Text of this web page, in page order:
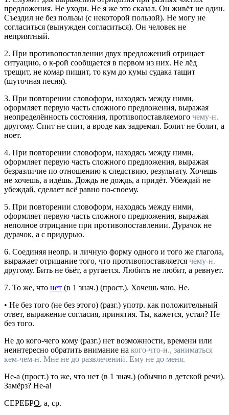
предложения. Не уходи. Не я же это сказал. Он живёт не один.
Съездил не без пользы (с некоторой пользой). Не могу не
согласиться (вынужден согласиться). Он человек не
неприятный.
2. При противопоставлении двух предложений отрицает
ситуацию, о к-рой сообщается в первом из них. Не лёд
трещит, не комар пищит, то кум до кумы судака тащит
(шуточная песня).
3. При повторении словоформ, находясь между ними,
оформляет первую часть сложного предложения, выражая
неопределённость состояния, противопоставляемого чему-н.
другому. Спит не спит, а вроде как задремал. Болит не болит, а
ноет.
4. При повторении словоформ, находясь между ними,
оформляет первую часть сложного предложения, выражая
безразличие по отношению к следствию, результату. Хочешь
не хочешь, а идёшь. Дождь не дождь, а придёт. Убеждай не
убеждай, сделает всё равно по-своему.
5. При повторении словоформ, находясь между ними,
оформляет первую часть сложного предложения, выражая
неполное отрицание при противопоставлении. Дурачок не
дурачок, а с придурью.
6. Соединяя неопр. и личную форму одного и того же глагола,
выражает отрицание того, что противопоставляется чему-н.
другому. Бить не бьёт, а ругается. Любить не любит, а ревнует.
7. То же, что нет (в 1 знач.) (прост.). Хочешь чаю. Не.
• Не без того (не без этого) (разг.) употр. как положительный
ответ, выражение согласия, принятия. Ты, кажется, устал? Не
без того.
Не до кого-чего кому (разг.) нет возможности, времени или
неинтересно обратить внимание на кого-что-н., заниматься
кем-чем-н. Мне не до развлечений. Ему не до меня.
Не-а (прост.) то же, что нет (в 1 знач.) (обычно в детской речи).
Замёрз? Не-а!
СЕРЕБРО, а, ср.